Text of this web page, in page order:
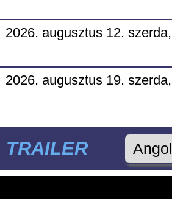
2026. augusztus 12.
2026. augusztus 19.
TRAILER